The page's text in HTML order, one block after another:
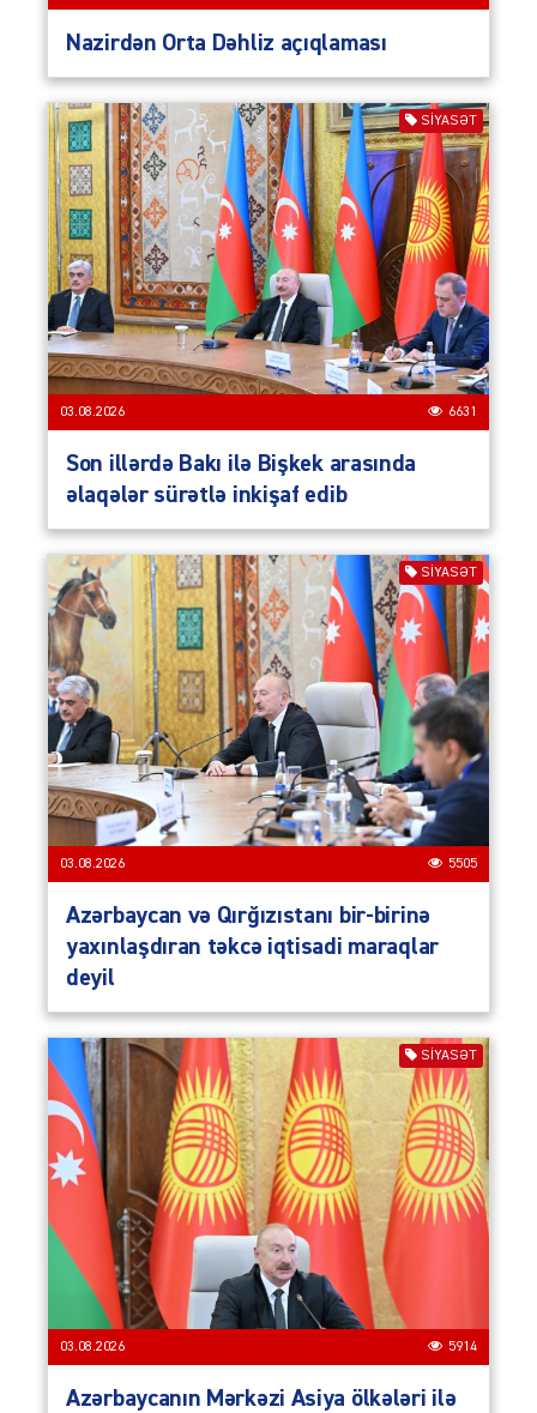
Nazirdən Orta Dəhliz açıqlaması
SIYASƏT
03.08.2026 6631
Son illərdə Bakı ilə Bişkek arasında
əlaqələr sürətlə inkişaf edib
SIYASƏT
03.08.2026 5505
Azərbaycan və Qırğızıstanı bir-birinə
yaxınlaşdıran təkcə iqtisadi maraqlar
deyil
SIYASƏT
03.08.2026 5914
Azərbaycanın Mərkəzi Asiya ölkələri ilə